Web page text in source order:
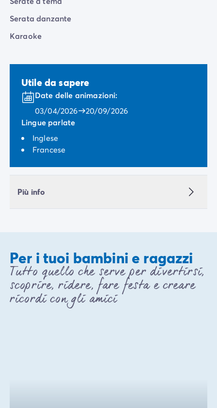
Serata danzante
Karaoke
Utile da sapere
Date delle animazioni:
03/04/2026
20/09/2026
Lingue parlate
Inglese
Francese
Più info
Per i tuoi bambini e ragazzi
Tutto quello che serve per divertirsi,
scoprire, ridere, fare festa e creare
ricordi con gli amici